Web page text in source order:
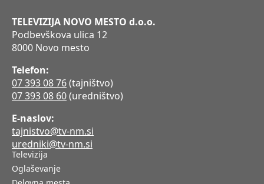
TELEVIZIJA NOVO MESTO d.o.o.
Podbevškova ulica 12
8000 Novo mesto
Telefon:
07 393 08 76(tajništvo)
07 393 08 60(uredništvo)
E-naslov:
tajnistvo@tv-nm.si
uredniki@tv-nm.si
Televizija
Oglaševanje